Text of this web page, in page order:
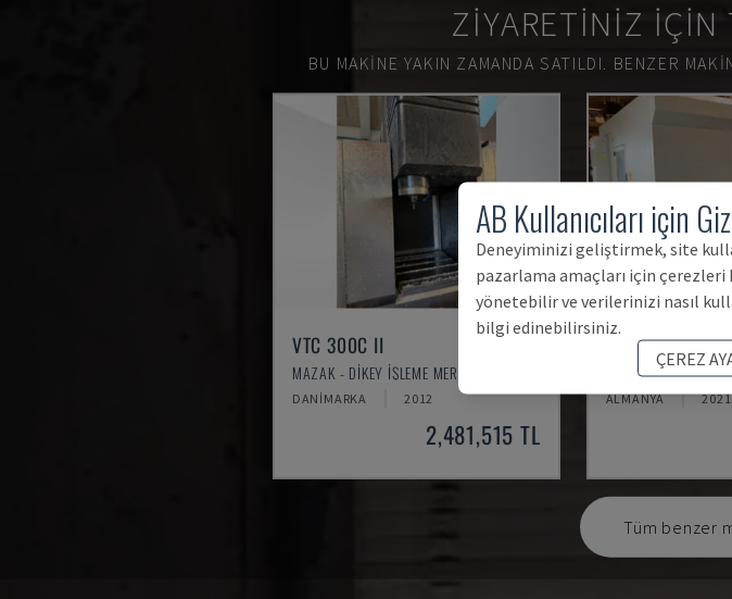
ZIYARETINIZ IÇIN
BU MAKINE YAKIN ZAMANDA SATILDI. BENZER
VTC 300C II
MAZAK - DIKEY İŞLEME MERKEZI
DANIMARKA 2012
2,481,515 TL
U5-1530
SPINNER - DIKEY
ALMANYA 2021
Tüm benzer
AB Kullanıcıları için
Deneyiminizi geliştirmek, site
pazarlama amaçları için
yönetebilir ve verilerinizi nasıl
bilgi edinebilirsiniz.
ÇEREZ